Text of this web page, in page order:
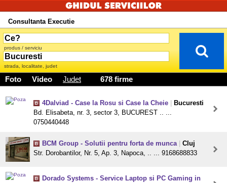
Consultanta Executie
produs / serviciu
strada, localitate, judet
Foto Video Judet 678 firme
4Dalviad - Case la Rosu si Case la Cheie
Bucuresti
Bd. Elisabeta, nr. 3, sector 3, BUCUREST .. ...
0750440448
BCM Group - Solutii pentru forta de munca
Cluj
Str. Dorobantilor, Nr. 5, Ap. 3, Napoca, .. ... 9168688833
Dorado Systems - Service Laptop si PC Gaming in